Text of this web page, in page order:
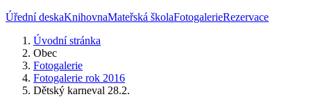
Úřední deskaKnihovnaMateřská školaFotogalerieRezervace
Úvodní stránka
Obec
Fotogalerie
Fotogalerie rok 2016
Dětský karneval 28.2.